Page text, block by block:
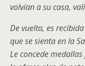
volvían a su casa,
De vuelta, es
que se sienta en la
Le concede